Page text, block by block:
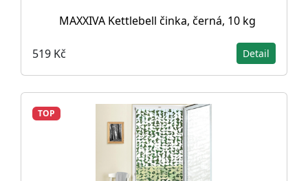
MAXXIVA Kettlebell činka, černá, 10 kg
519 Kč Detail
TOP